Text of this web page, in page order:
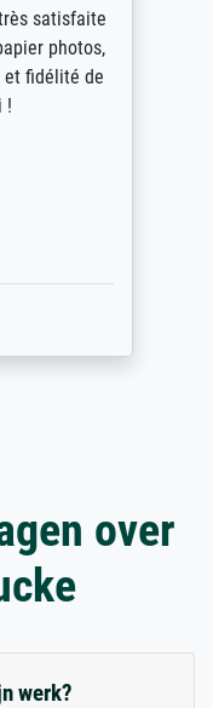
satisfaite
photos,
fidélité de
over
werk?